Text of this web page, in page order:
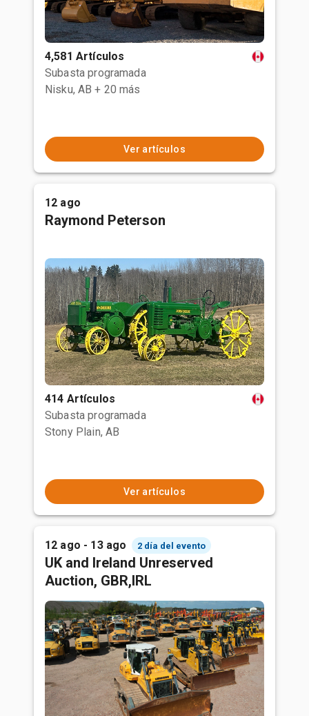
4,581 Artículos
Subasta programada
Nisku, AB + 20 más
Ver artículos
12 ago
Raymond Peterson
414 Artículos
Subasta programada
Stony Plain, AB
Ver artículos
12 ago - 13 ago 2 día del evento
UK and Ireland Unreserved
Auction, GBR,IRL